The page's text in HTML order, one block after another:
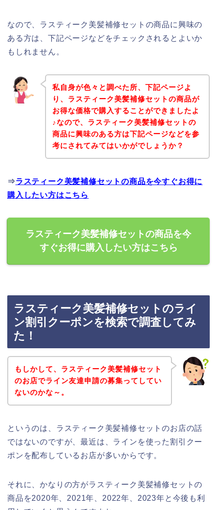
なので、ラスティーク美髪補修セットの商品に興味の
ある方は、下記ページなどをチェックされるとよいか
もしれません。
私自身が色々と調べた所、下記ページよ
り、ラスティーク美髪補修セットの商品が
お得な価格で購入することができましたよ
♪なので、ラスティーク美髪補修セットの
商品に興味のある方は下記ページなどを参
考にされてみてはいかがでしょうか？
⇒ラスティーク美髪補修セットの商品を今すぐお得に
購入したい方はこちら
ラスティーク美髪補修セットの商品を今
すぐお得に購入したい方はこちら
ラスティーク美髪補修セットのライ
ン割引クーポンを検索で調査してみ
た！
もしかして、ラスティーク美髪補修セット
のお店でライン友達申請の募集ってしてい
ないのかな～。
というのは、ラスティーク美髪補修セットのお店の話
ではないのですが、最近は、ラインを使った割引クー
ポンを配布しているお店が多いからです。
それに、かなりの方がラスティーク美髪補修セットの
商品を2020年、2021年、2022年、2023年と今後も利